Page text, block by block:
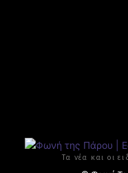
Τα νέα και οι